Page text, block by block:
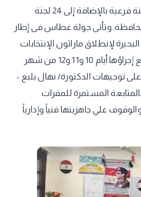
انتخابيا بإجمالي 855 لجنة فرعية بالإضافة إلى 24 لجنة
وتأتى جولة غطاس فى إطار
لإنطلاق ماراثون الإنتخابات
الرئاسية 2024 والمزمع إجراؤها أيام 10 و11 و12 من شهر
على توجيهات الدكتورة/ نهال بلبع -
المستمرة للمقرات
علي جاهزيتها فنياً وإدارياً